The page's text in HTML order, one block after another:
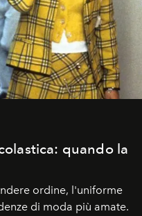
quando la
ordine, l'uniforme
di moda più amate.